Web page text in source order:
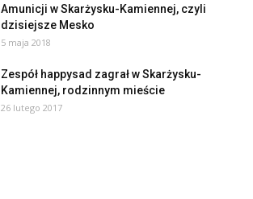
Amunicji w Skarżysku-Kamiennej, czyli
dzisiejsze Mesko
5 maja 2018
Zespół happysad zagrał w Skarżysku-
Kamiennej, rodzinnym mieście
26 lutego 2017